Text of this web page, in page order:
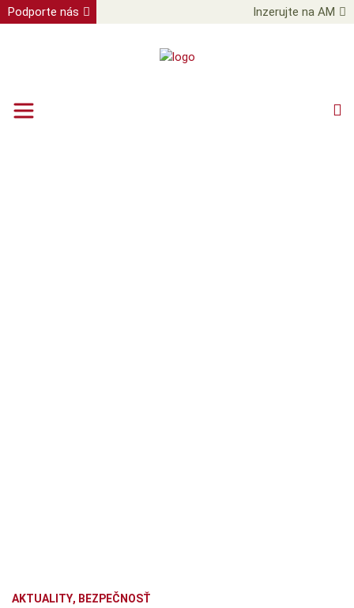
Podporte nás Inzerujte na AM
AKTUALITY, BEZPEČNOSŤ